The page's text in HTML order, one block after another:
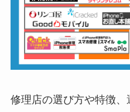
修理店の選び方や特徴